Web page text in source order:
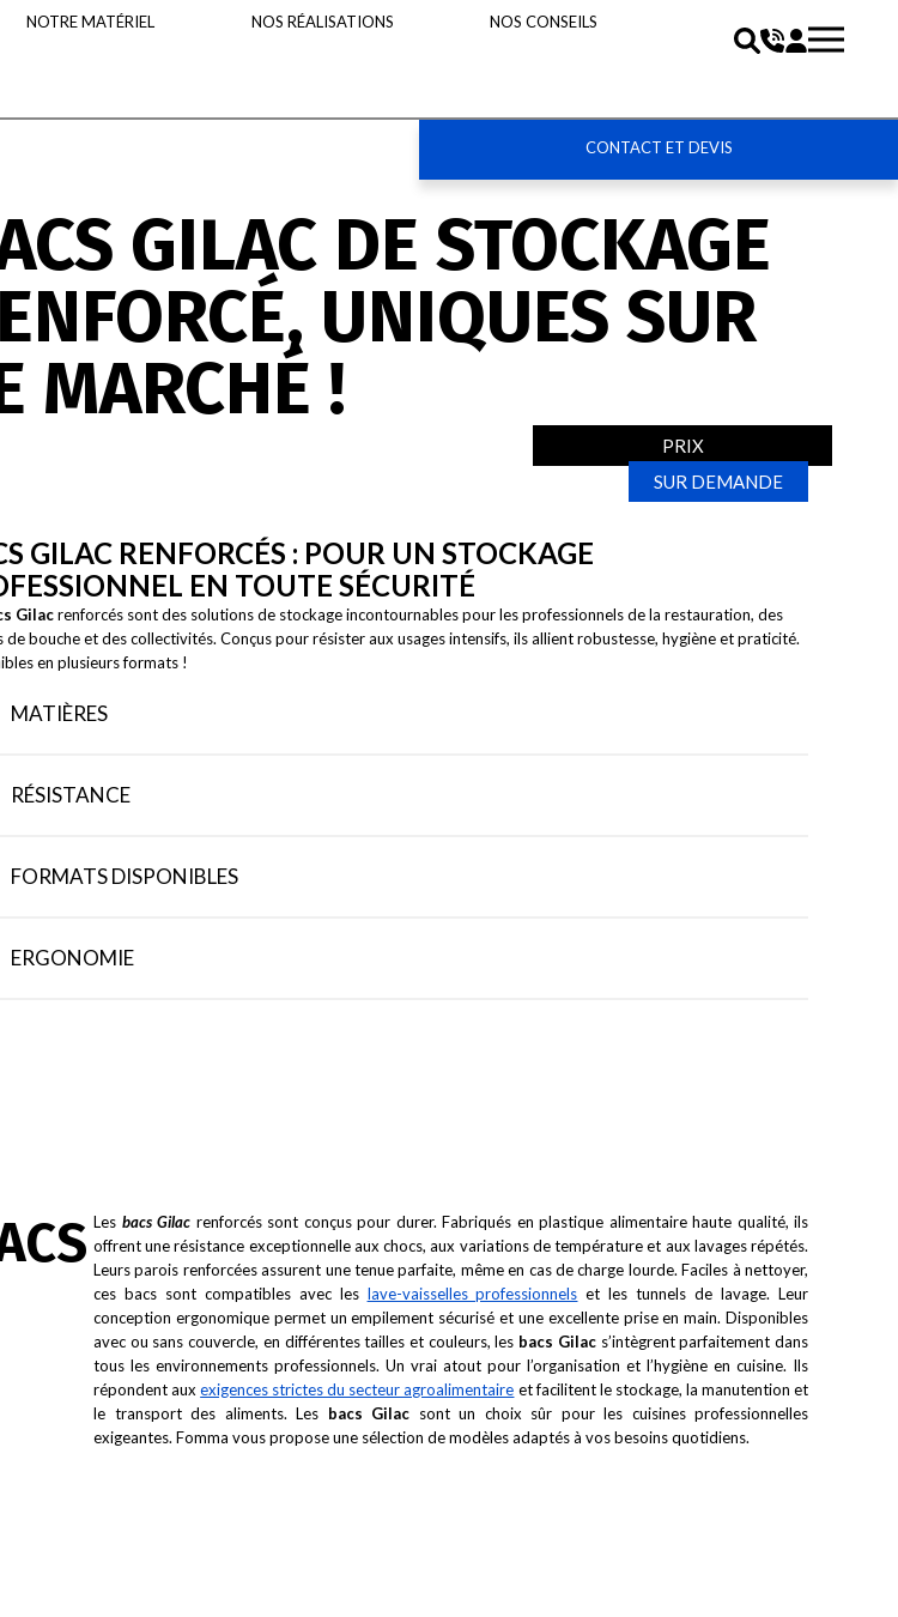
NOTRE MATÉRIEL NOS RÉALISATIONS NOS CONSEILS
CONTACT ET DEVIS
GILAC DE STOCKAGE
UNIQUES SUR
MARCHÉ !
SUR DEMANDE
PRIX
GILAC RENFORCÉS : POUR UN STOCKAGE
EN TOUTE SÉCURITÉ
Gilacrenforcés sont des solutions de stockage incontournables pour les professionnels de la restauration, des
de bouche et des collectivités. Conçus pour résister aux usages intensifs, ils allient robustesse, hygiène et praticité.
en plusieurs formats !
MATIÈRES
RÉSISTANCE
FORMATS DISPONIBLES
ERGONOMIE
Les bacs Gilac renforcés sont conçus pour durer. Fabriqués en plastique alimentaire haute qualité, ils
offrent une résistance exceptionnelle aux chocs, aux variations de température et aux lavages répétés.
Leurs parois renforcées assurent une tenue parfaite, même en cas de charge lourde. Faciles à nettoyer,
ces bacs sont compatibles avec les lave-vaisselles professionnels et les tunnels de lavage. Leur
conception ergonomique permet un empilement sécurisé et une excellente prise en main. Disponibles
avec ou sans couvercle, en différentes tailles et couleurs, les bacs Gilacs’intègrent parfaitement dans
tous les environnements professionnels. Un vrai atout pour l’organisation et l’hygiène en cuisine. Ils
répondent auxexigences strictes du secteur agroalimentaire et facilitent le stockage, la manutention et
le transport des aliments. Les bacs Gilac sont un choix sûr pour les cuisines professionnelles
exigeantes. Fomma vous propose une sélection de modèles adaptés à vos besoins quotidiens.